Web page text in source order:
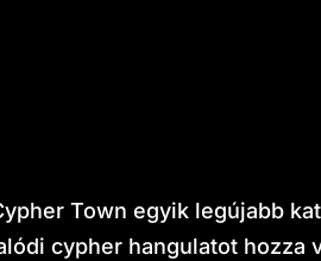
Town egyik legújabb
cypher hangulatot hozza